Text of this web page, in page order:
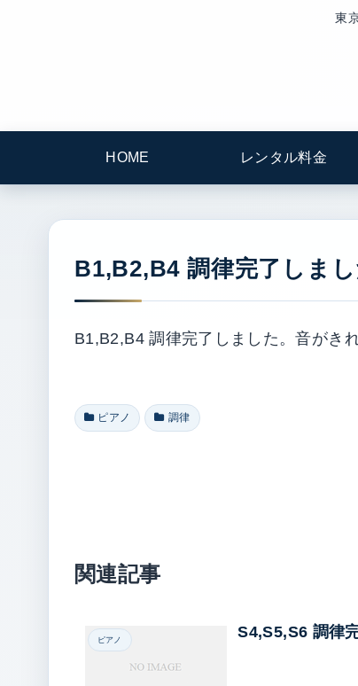
東
HOME レンタル料金
B1,B2,B4 調律完了しまし
B1,B2,B4 調律完了しました。音がき
ピアノ 調律
関連記事
ピアノ S4,S5,S6 調律